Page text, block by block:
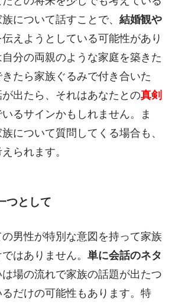
について話すことで、 結婚観や
伝えようとしている可能性があり
分の両親のような家庭を築きた
たら家族ぐるみで付き合いた
出たら、それはあなたとの真剣
るサインかもしれません。ま
について質問してくる場合も、
られます。
つとして
男性が特別な意図を持って家族
はありません。 単に会話のネタ
は場の流れで家族の話題が出たつ
だけの可能性もあります。特